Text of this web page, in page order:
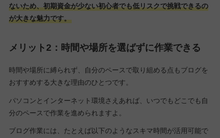
ないため、初期資金が少ない初心者でも低リスクで挑戦できるの
が大きな魅力です。
メリット2：時間や場所を選ばずに作業できる
時間や場所に縛られず、自分のペースで取り組める点もブログを
おすすめする大きな理由のひとつです。
パソコンとインターネット環境さえあれば、いつでもどこでも自
分のペースで作業を進められますよ。
ブログ作業には、たとえば以下のようなスキマ時間が活用可能で